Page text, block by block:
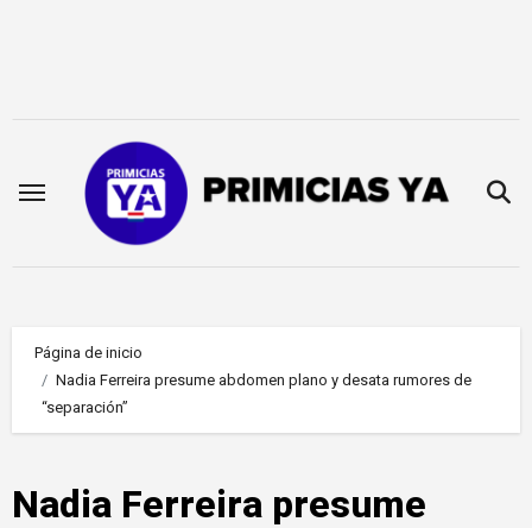
Página de inicio
Nadia Ferreira presume abdomen plano y desata rumores de
“separación”
Nadia Ferreira presume